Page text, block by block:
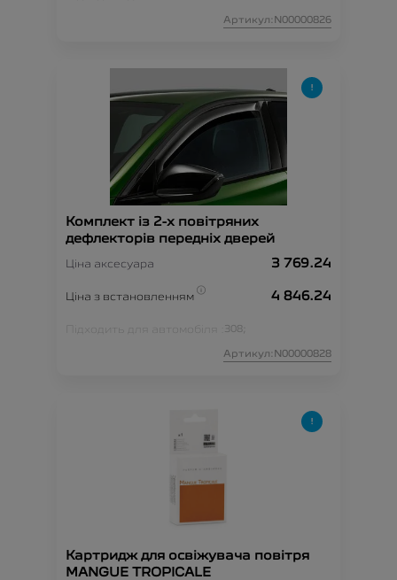
Артикул:N00000826
Комплект із 2-х повітряних
дефлекторів передніх дверей
Ціна аксесуара 3 769.24
Ціна з встановленням 4 846.24
Підходить для автомобіля : 308;
Артикул:N00000828
Картридж для освіжувача повітря
MANGUE TROPICALE